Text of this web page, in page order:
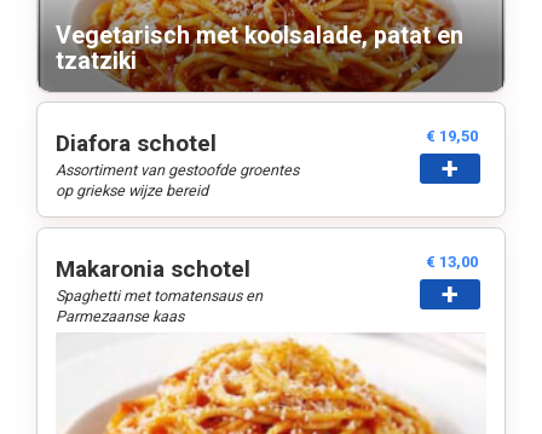
Vegetarisch met koolsalade, patat en
tzatziki
Diafora schotel
Assortiment van gestoofde groentes
op griekse wijze bereid
€ 19,50
+
Makaronia schotel
Spaghetti met tomatensaus en
Parmezaanse kaas
€ 13,00
+